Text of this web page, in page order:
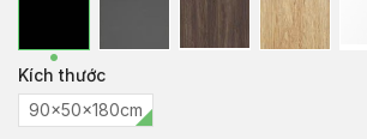
Kích thước
90x50x180cm